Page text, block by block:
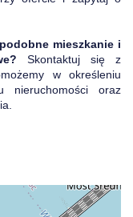
mieszkanie i
Skontaktuj się z
w określeniu
nieruchomości oraz